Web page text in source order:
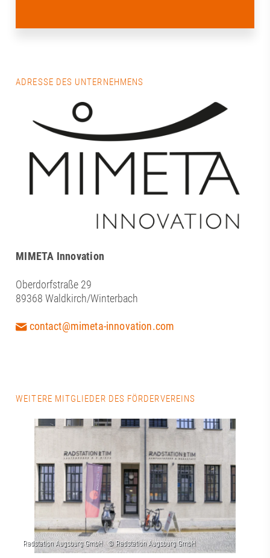
ADRESSE DES UNTERNEHMENS
MIMETA Innovation
Oberdorfstraße 29
89368 Waldkirch/Winterbach
contact@mimeta-innovation.com
WEITERE MITGLIEDER DES FÖRDERVEREINS